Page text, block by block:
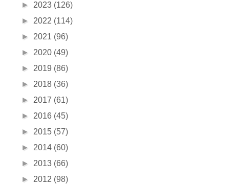
► 2023 (126)
► 2022 (114)
► 2021 (96)
► 2020 (49)
► 2019 (86)
► 2018 (36)
► 2017 (61)
► 2016 (45)
► 2015 (57)
► 2014 (60)
► 2013 (66)
► 2012 (98)